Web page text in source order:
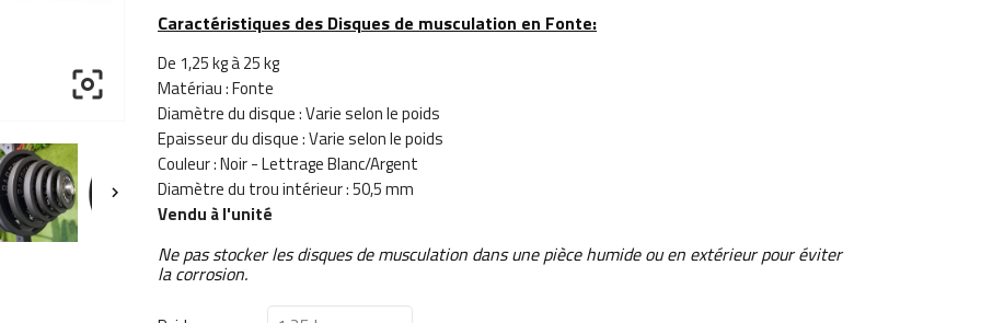


Caractéristiques des Disques de musculation en Fonte:
De 1,25 kg à 25 kg
Matériau : Fonte
Diamètre du disque : Varie selon le poids
Epaisseur du disque : Varie selon le poids
Couleur : Noir - Lettrage Blanc/Argent
Diamètre du trou intérieur : 50,5 mm
Vendu à l'unité
Ne pas stocker les disques de musculation dans une pièce humide ou en extérieur pour éviter
la corrosion.